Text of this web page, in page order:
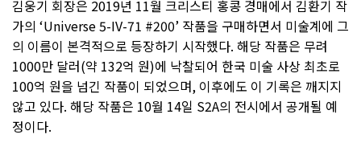
김웅기 회장은 2019년 11월 크리스티 홍콩 경매에서 김환기 작
가의 ‘Universe 5-IV-71 #200’ 작품을 구매하면서 미술계에 그
의 이름이 본격적으로 등장하기 시작했다. 해당 작품은 무려
1000만 달러(약 132억 원)에 낙찰되어 한국 미술 사상 최초로
100억 원을 넘긴 작품이 되었으며, 이후에도 이 기록은 깨지지
않고 있다. 해당 작품은 10월 14일 S2A의 전시에서 공개될 예
정이다.